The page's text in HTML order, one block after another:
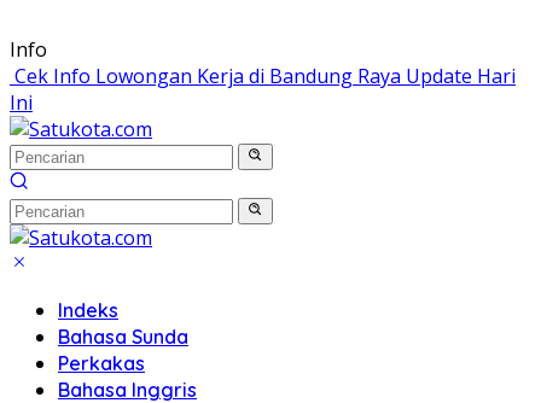
Langsung
ke
konten
Info
Cek Info Lowongan Kerja di Bandung Raya Update Hari
Ini
Indeks
Bahasa Sunda
Perkakas
Bahasa Inggris